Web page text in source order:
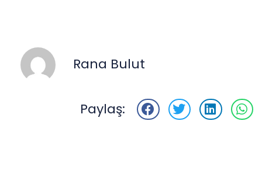
Rana Bulut
Paylaş: